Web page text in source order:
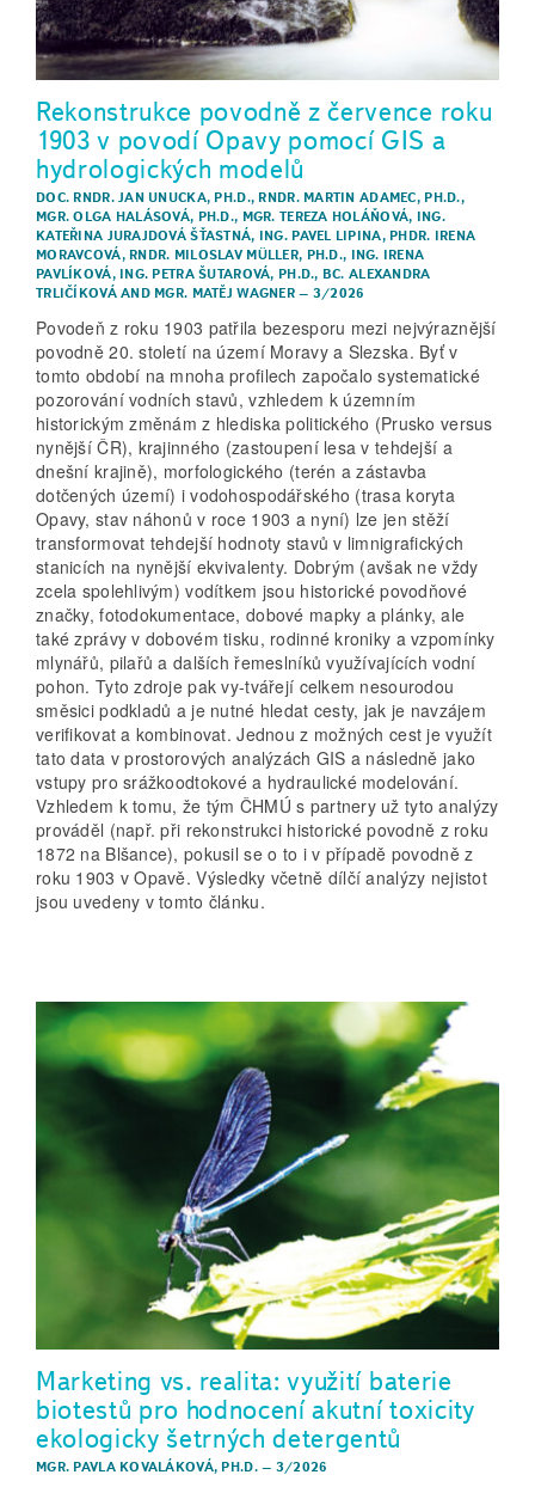
Rekonstrukce povodně z července roku
1903 v povodí Opavy pomocí GIS a
hydrologických modelů
DOC. RNDR. JAN UNUCKA, PH.D., RNDR. MARTIN ADAMEC, PH.D.,
MGR. OLGA HALÁSOVÁ, PH.D., MGR. TEREZA HOLÁŇOVÁ, ING.
KATEŘINA JURAJDOVÁ ŠŤASTNÁ, ING. PAVEL LIPINA, PHDR. IRENA
MORAVCOVÁ, RNDR. MILOSLAV MÜLLER, PH.D., ING. IRENA
PAVLÍKOVÁ, ING. PETRA ŠUTAROVÁ, PH.D., BC. ALEXANDRA
TRLIČÍKOVÁAND MGR. MATĚJ WAGNER– 3/2026
Povodeň z roku 1903 patřila bezesporu mezi nejvýraznější
povodně 20. století na území Moravy a Slezska. Byť v
tomto období na mnoha profilech započalo systematické
pozorování vodních stavů, vzhledem k územním
historickým změnám z hlediska politického (Prusko versus
nynější ČR), krajinného (zastoupení lesa v tehdejší a
dnešní krajině), morfologického (terén a zástavba
dotčených území) i vodohospodářského (trasa koryta
Opavy, stav náhonů v roce 1903 a nyní) lze jen stěží
transformovat tehdejší hodnoty stavů v limnigrafických
stanicích na nynější ekvivalenty. Dobrým (avšak ne vždy
zcela spolehlivým) vodítkem jsou historické povodňové
značky, fotodokumentace, dobové mapky a plánky, ale
také zprávy v dobovém tisku, rodinné kroniky a vzpomínky
mlynářů, pilařů a dalších řemeslníků využívajících vodní
pohon. Tyto zdroje pak vy-tvářejí celkem nesourodou
směsici podkladů a je nutné hledat cesty, jak je navzájem
verifikovat a kombinovat. Jednou z možných cest je využít
tato data v prostorových analýzách GIS a následně jako
vstupy pro srážkoodtokové a hydraulické modelování.
Vzhledem k tomu, že tým ČHMÚ s partnery už tyto analýzy
prováděl (např. při rekonstrukci historické povodně z roku
1872 na Blšance), pokusil se o to i v případě povodně z
roku 1903 v Opavě. Výsledky včetně dílčí analýzy nejistot
jsou uvedeny v tomto článku.
Marketing vs. realita: využití baterie
biotestů pro hodnocení akutní toxicity
ekologicky šetrných detergentů
MGR. PAVLA KOVALÁKOVÁ, PH.D.– 3/2026